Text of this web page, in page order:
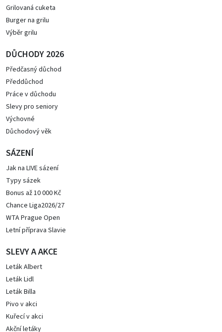
Grilovaná cuketa
Burger na grilu
Výběr grilu
DŮCHODY 2026
Předčasný důchod
Předdůchod
Práce v důchodu
Slevy pro seniory
Výchovné
Důchodový věk
SÁZENÍ
Jak na LIVE sázení
Typy sázek
Bonus až 10 000 Kč
Chance Liga2026/27
WTA Prague Open
Letní příprava Slavie
SLEVY A AKCE
Leták Albert
Leták Lidl
Leták Billa
Pivo v akci
Kuřecí v akci
Akční letáky